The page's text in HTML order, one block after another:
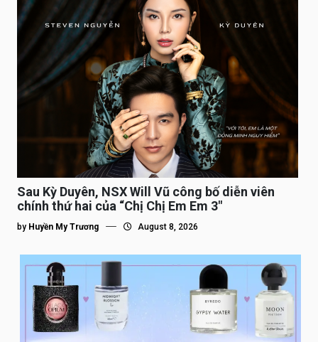
Sau Kỳ Duyên, NSX Will Vũ công bố diễn viên
chính thứ hai của “Chị Chị Em Em 3″
by Huyền My Trương August 8, 2026